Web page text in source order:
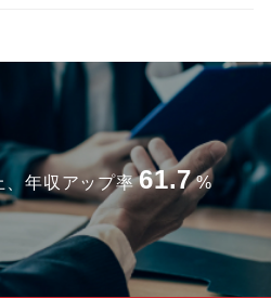
、年収アップ率 61.7 %